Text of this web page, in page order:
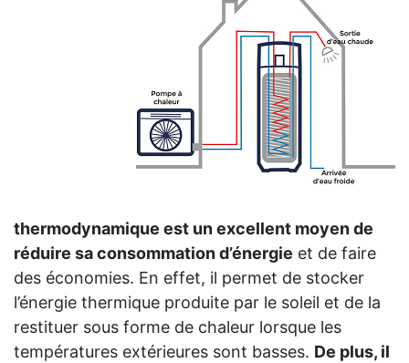
thermodynamique est un excellent moyen de
réduire sa consommation d’énergie et de faire
des économies. En effet, il permet de stocker
l’énergie thermique produite par le soleil et de la
restituer sous forme de chaleur lorsque les
températures extérieures sont basses. De plus, il